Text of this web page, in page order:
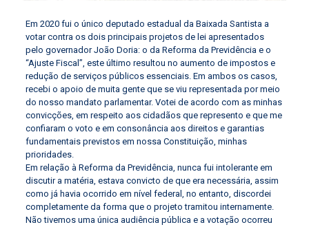
Em 2020 fui o único deputado estadual da Baixada Santista a
votar contra os dois principais projetos de lei apresentados
pelo governador João Doria: o da Reforma da Previdência e o
“Ajuste Fiscal”, este último resultou no aumento de impostos e
redução de serviços públicos essenciais. Em ambos os casos,
recebi o apoio de muita gente que se viu representada por meio
do nosso mandato parlamentar. Votei de acordo com as minhas
convicções, em respeito aos cidadãos que represento e que me
confiaram o voto e em consonância aos direitos e garantias
fundamentais previstos em nossa Constituição, minhas
prioridades.
Em relação à Reforma da Previdência, nunca fui intolerante em
discutir a matéria, estava convicto de que era necessária, assim
como já havia ocorrido em nível federal, no entanto, discordei
completamente da forma que o projeto tramitou internamente.
Não tivemos uma única audiência pública e a votação ocorreu